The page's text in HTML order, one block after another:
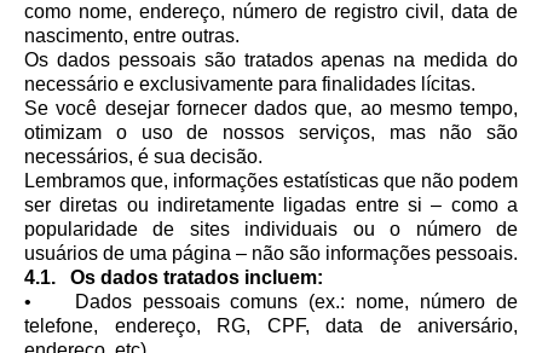
como nome, endereço, número de registro civil, data de
nascimento, entre outras.
Os dados pessoais são tratados apenas na medida do
necessário e exclusivamente para finalidades lícitas.
Se você desejar fornecer dados que, ao mesmo tempo,
otimizam o uso de nossos serviços, mas não são
necessários, é sua decisão.
Lembramos que, informações estatísticas que não podem
ser diretas ou indiretamente ligadas entre si – como a
popularidade de sites individuais ou o número de
usuários de uma página – não são informações pessoais.
4.1. Os dados tratados incluem:
• Dados pessoais comuns (ex.: nome, número de
telefone, endereço, RG, CPF, data de aniversário,